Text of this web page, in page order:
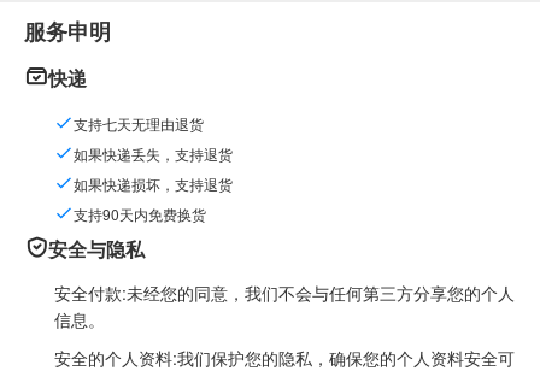
服务申明
快递
支持七天无理由退货
如果快递丢失，支持退货
如果快递损坏，支持退货
支持90天内免费换货
安全与隐私
安全付款:未经您的同意，我们不会与任何第三方分享您的个人
信息。
安全的个人资料:我们保护您的隐私，确保您的个人资料安全可